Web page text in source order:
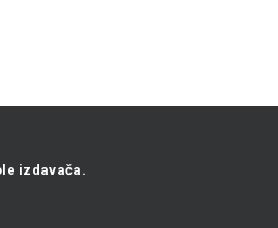
izdavača.